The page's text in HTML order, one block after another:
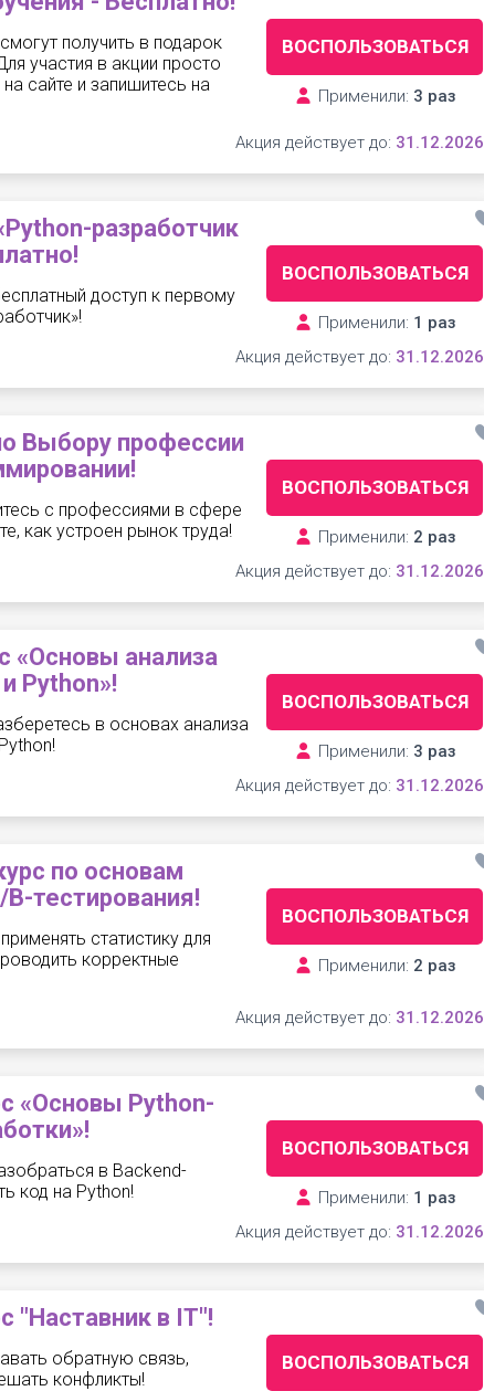
получить в подарок
участия в акции просто
сайте и запишитесь на
ВОСПОЛЬЗОВАТЬСЯ
Применили: 3 раз
Акция действует до: 31.12.2026
разработчик
доступ к первому
ВОСПОЛЬЗОВАТЬСЯ
Применили: 1 раз
Акция действует до: 31.12.2026
Выбору профессии
с профессиями в сфере
как устроен рынок труда!
ВОСПОЛЬЗОВАТЬСЯ
Применили: 2 раз
Акция действует до: 31.12.2026
«Основы анализа
Python»!
в основах анализа
ВОСПОЛЬЗОВАТЬСЯ
Применили: 3 раз
Акция действует до: 31.12.2026
по основам
B-тестирования!
статистику для
корректные
ВОСПОЛЬЗОВАТЬСЯ
Применили: 2 раз
Акция действует до: 31.12.2026
«Основы Python-
в Backend-
код на Python!
ВОСПОЛЬЗОВАТЬСЯ
Применили: 1 раз
Акция действует до: 31.12.2026
"Наставник в IT"!
обратную связь,
конфликты!
ВОСПОЛЬЗОВАТЬСЯ